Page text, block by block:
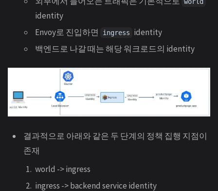
identity
Envoy로 진입하면
ingress
identity
백엔드로 나갈 때는 해당 워크로드의 identity
결과적으로 아래와 같은 두 단계의 정책 집행 지점이
존재
world -> ingress
ingress -> backend service identity